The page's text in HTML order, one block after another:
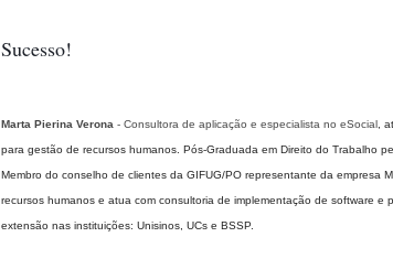
Sucesso!
Marta Pierina Verona - Consultora de aplicação e especialista no eSocial ,
para gestão de recursos humanos. Pós-Graduada em Direito do Trabalho
Membro do conselho de clientes da GIFUG/PO representante da empresa
recursos humanos e atua com consultoria de implementação de software
extensão nas instituições: Unisinos, UCs e BSSP.